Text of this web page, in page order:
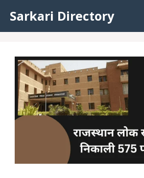
content
Sarkari Directory